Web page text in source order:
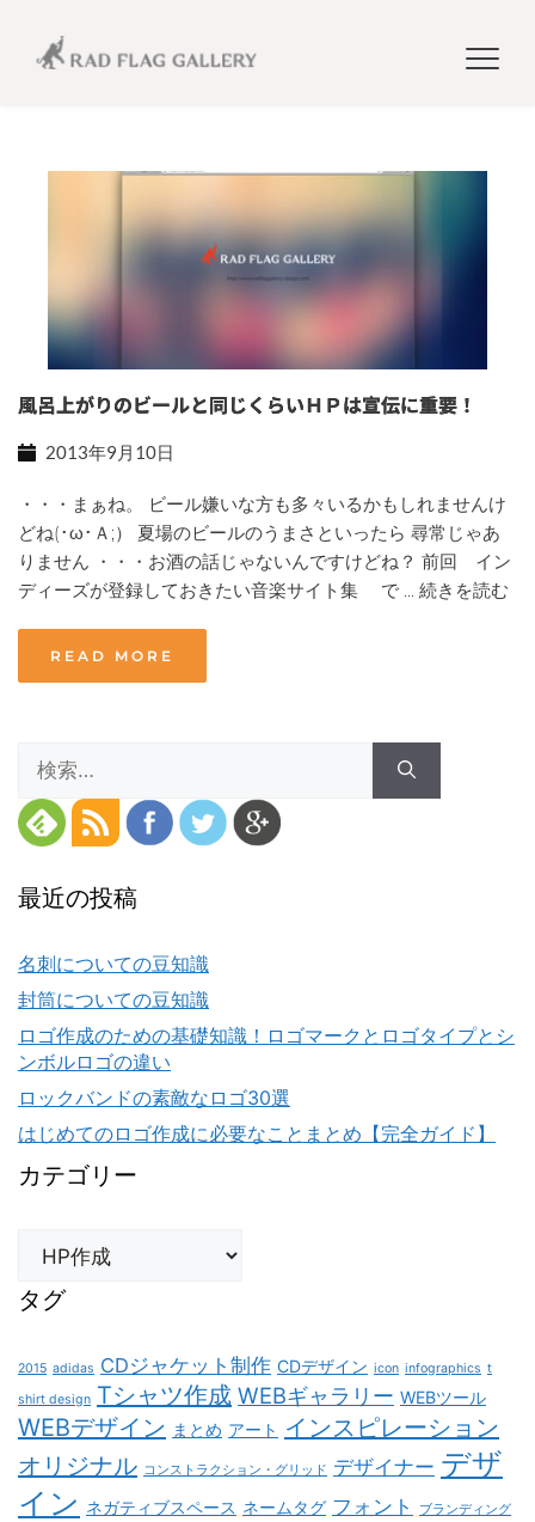
風呂上がりのビールと同じくらいＨＰは宣伝に重要！
2013年9月10日
・・・まぁね。 ビール嫌いな方も多々いるかもしれませんけ
どね(･ω･Ａ;） 夏場のビールのうまさといったら 尋常じゃあ
りません ・・・お酒の話じゃないんですけどね？ 前回 イン
ディーズが登録しておきたい音楽サイト集 で ... 続きを読む
READ MORE
索:
最近の投稿
名刺についての豆知識
封筒についての豆知識
ロゴ作成のための基礎知識！ロゴマークとロゴタイプとシ
ンボルロゴの違い
ロックバンドの素敵なロゴ30選
はじめてのロゴ作成に必要なことまとめ【完全ガイド】
カテゴリー
ゴ
リ
タグ
2015 adidas CDジャケット制作 CDデザイン icon infographics t
shirt design Tシャツ作成 WEBギャラリー WEBツール
WEBデザイン まとめ アート インスピレーション
オリジナル コンストラクション・グリッド デザイナー デザ
イン ネガティブスペース ネームタグ フォント ブランディング